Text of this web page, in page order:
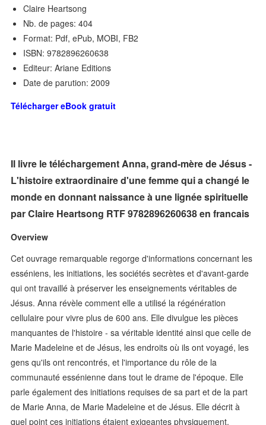
Claire Heartsong
Nb. de pages: 404
Format: Pdf, ePub, MOBI, FB2
ISBN: 9782896260638
Editeur: Ariane Editions
Date de parution: 2009
Télécharger eBook gratuit
Il livre le téléchargement Anna, grand-mère de Jésus -
L'histoire extraordinaire d'une femme qui a changé le
monde en donnant naissance à une lignée spirituelle
par Claire Heartsong RTF 9782896260638 en francais
Overview
Cet ouvrage remarquable regorge d'informations concernant les
esséniens, les initiations, les sociétés secrètes et d'avant-garde
qui ont travaillé à préserver les enseignements véritables de
Jésus. Anna révèle comment elle a utilisé la régénération
cellulaire pour vivre plus de 600 ans. Elle divulgue les pièces
manquantes de l'histoire - sa véritable identité ainsi que celle de
Marie Madeleine et de Jésus, les endroits où ils ont voyagé, les
gens qu'ils ont rencontrés, et l'importance du rôle de la
communauté essénienne dans tout le drame de l'époque. Elle
parle également des initiations requises de sa part et de la part
de Marie Anna, de Marie Madeleine et de Jésus. Elle décrit à
quel point ces initiations étaient exigeantes physiquement,